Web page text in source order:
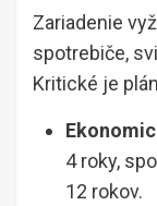
Zariadenie
spotrebiče,
Kritické je
4 roky,
12 rokov.